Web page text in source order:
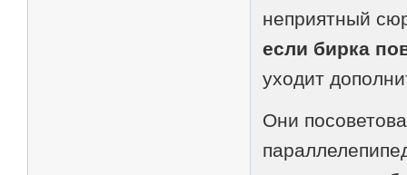
неприятный
если бирка
уходит
Они